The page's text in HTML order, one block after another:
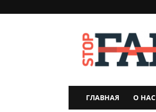
StopFake
ГЛАВНАЯ О НАС